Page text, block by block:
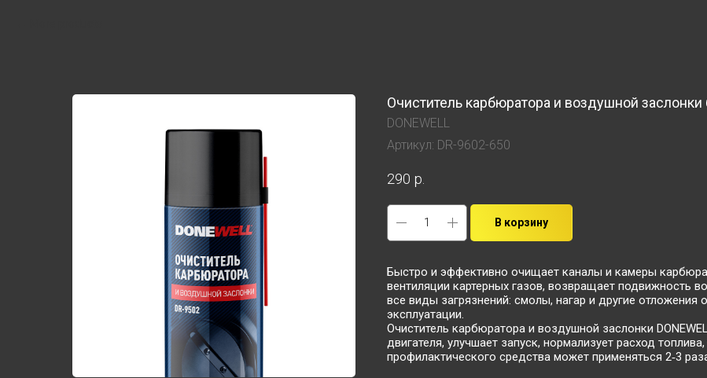
Очиститель карбюратора и воздушной
DONEWELL
Артикул: DR-9602-650
290 р.
В корзину
Быстро и эффективно очищает каналы и камеры
вентиляции картерных газов, возвращает подвижность
все виды загрязнений: смолы, нагар и другие
эксплуатации.
Очиститель карбюратора и воздушной заслонки
двигателя, улучшает запуск, нормализует расход
профилактического средства может применяться 2‑3